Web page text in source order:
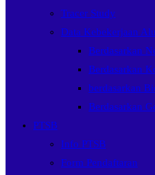
Tracer Study
Data Kebekerjaan
Berdasarkan
Berdasarkan
berdasarkan
Berdasarkan
PTSB
Info PTSB
Form Pendaftaran